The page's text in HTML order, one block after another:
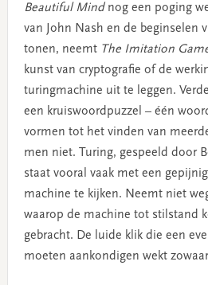
Beautiful Mindnog een poging
van John Nash en de beginselen
tonen, neemt The Imitation
kunst van cryptografie of de
turingmachine uit te leggen.
een kruiswoordpuzzel – één
vormen tot het vinden van
men niet. Turing, gespeeld door
staat vooral vaak met een
machine te kijken. Neemt niet
waarop de machine tot stilstand
gebracht. De luide klik die een
moeten aankondigen wekt